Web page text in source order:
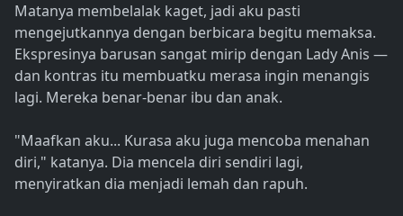
Matanya membelalak kaget, jadi aku pasti
mengejutkannya dengan berbicara begitu memaksa.
Ekspresinya barusan sangat mirip dengan Lady Anis —
dan kontras itu membuatku merasa ingin menangis
lagi. Mereka benar-benar ibu dan anak.
"Maafkan aku... Kurasa aku juga mencoba menahan
diri," katanya. Dia mencela diri sendiri lagi,
menyiratkan dia menjadi lemah dan rapuh.